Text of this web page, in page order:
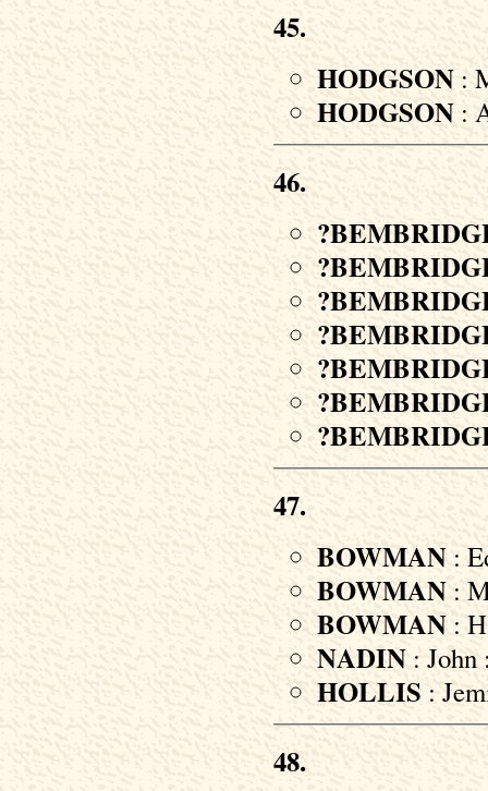
45.
HODGSON :
HODGSON :
46.
47.
BOWMAN :
BOWMAN :
BOWMAN :
NADIN :
HOLLIS :
48.